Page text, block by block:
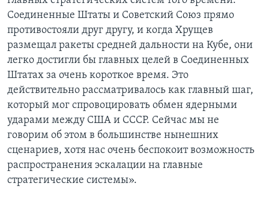
Соединенные Штаты и Советский Союз прямо
противостояли друг другу, и когда Хрущев
размещал ракеты средней дальности на Кубе, они
легко достигли бы главных целей в Соединенных
Штатах за очень короткое время. Это
действительно рассматривалось как главный шаг,
который мог спровоцировать обмен ядерными
ударами между США и СССР. Сейчас мы не
говорим об этом в большинстве нынешних
сценариев, хотя нас очень беспокоит возможность
распространения эскалации на главные
стратегические системы».